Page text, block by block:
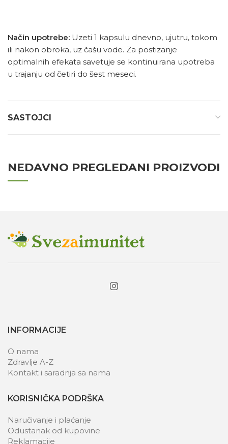
Način upotrebe: Uzeti 1 kapsulu dnevno, ujutru, tokom
ili nakon obroka, uz čašu vode. Za postizanje
optimalnih efekata savetuje se kontinuirana upotreba
u trajanju od četiri do šest meseci.
SASTOJCI
NEDAVNO PREGLEDANI PROIZVODI
INFORMACIJE
O nama
Zdravlje A-Z
Kontakt i saradnja sa nama
KORISNIČKA PODRŠKA
Naručivanje i plaćanje
Odustanak od kupovine
Reklamacije